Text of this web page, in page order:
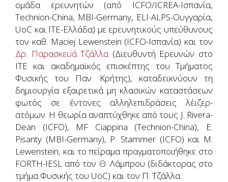
ομάδα ερευνητών (από ICFO/ICREA-Ισπανία,
Technion-China, MBI-Germany, ELI-ALPS-Ουγγαρία,
UoC και ΙΤΕ-Ελλάδα) με ερευνητικούς υπεύθυνους
τον καθ. Maciej Lewenstein (ICFO-Ισπανία) και τον
Δρ. Παρασκευά Τζάλλα(Διευθυντή Ερευνών στο
ΙΤΕ και ακαδημαϊκός επισκέπτης του Τμήματος
Φυσικής του Παν. Κρήτης), καταδεικνύουν τη
δημιουργία εξαιρετικά μη κλασικών καταστάσεων
φωτός σε έντονες αλληλεπιδράσεις λέιζερ-
ατόμων. Η θεωρία αναπτύχθηκε από τους J. Rivera-
Dean (ICFO), MF Ciappina (Technion-China), E.
Pisanty (MBI-Germany), P. Stammer (ICFO) και M.
Lewenstein, και το πείραμα πραγματοποιήθηκε στο
FORTH-IESL από τον Θ. Λάμπρου (διδάκτορας στο
τμήμα Φυσικής του UoC) και τον Π. Τζάλλα.